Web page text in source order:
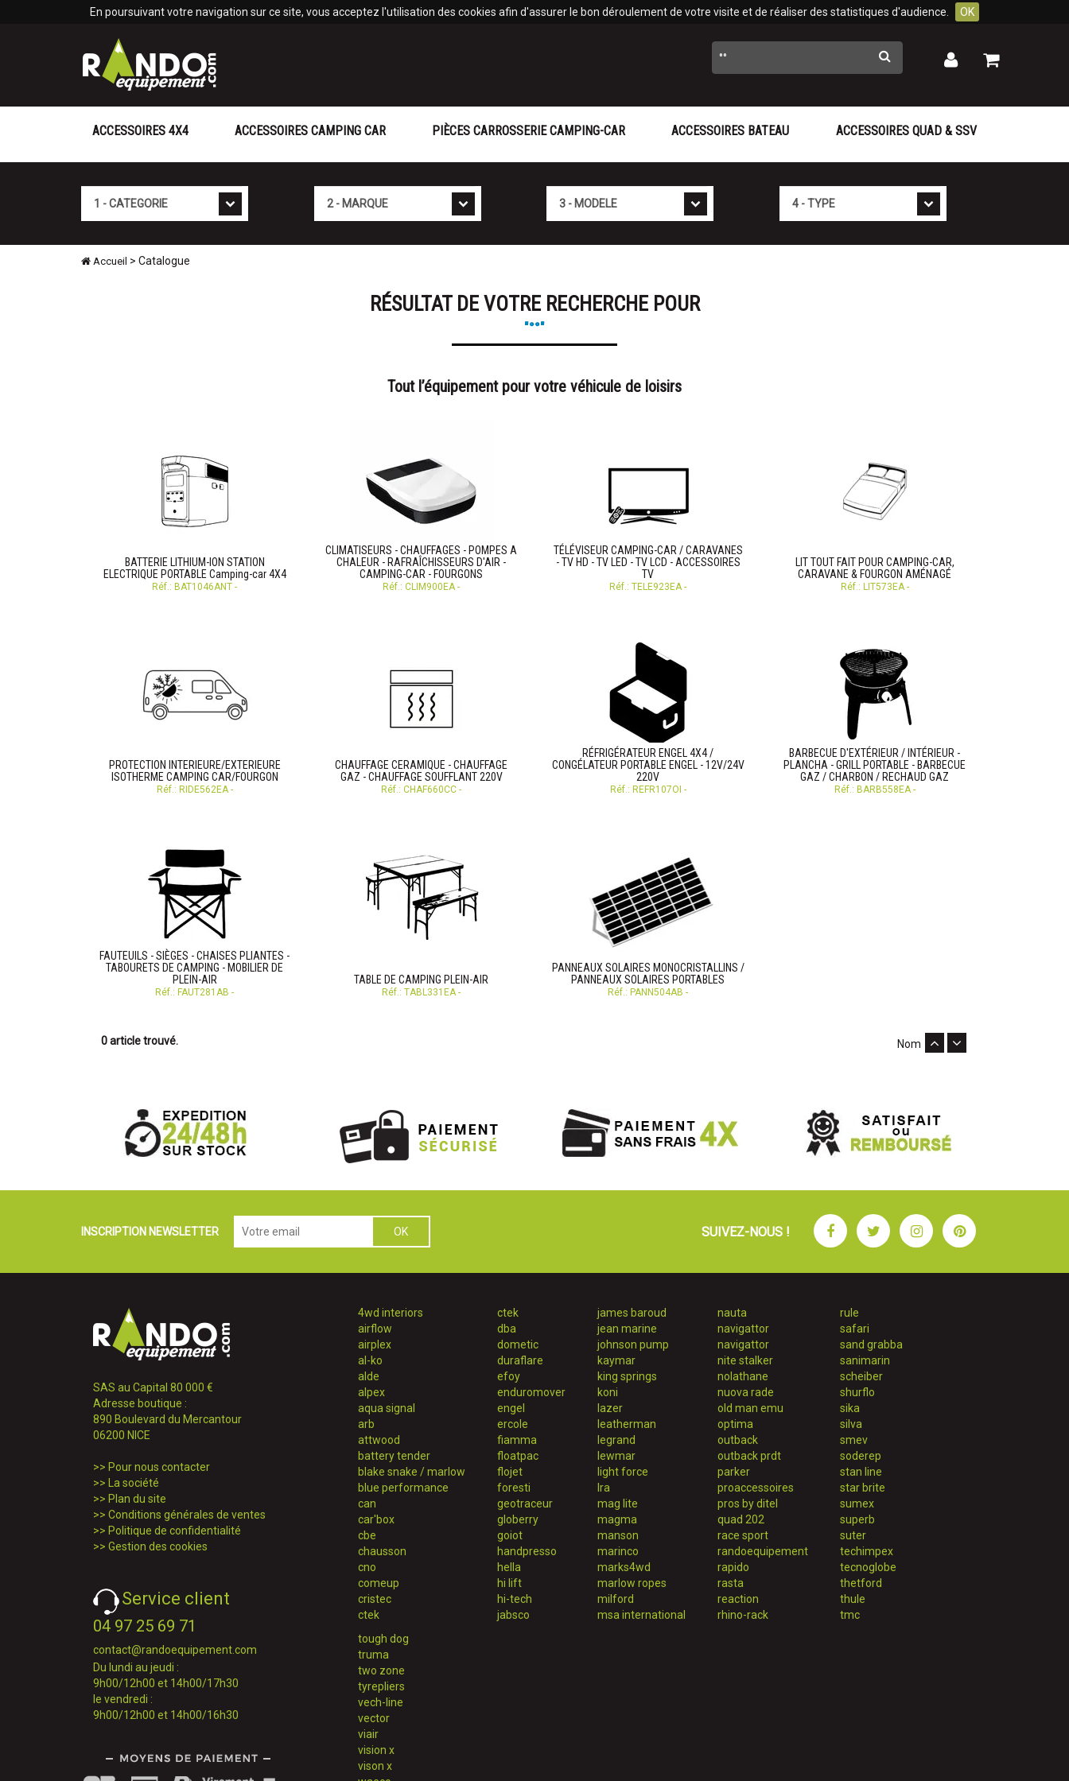
En poursuivant votre navigation sur ce site, vous acceptez l'utilisation des cookies afin d'assurer le bon déroulement de votre visite et de réaliser des statistiques d'audience. OK
Rechercher Mon
Mon
ACCESSOIRES 4X4 ACCESSOIRES CAMPING CAR PIÈCES CARROSSERIE CAMPING-CAR ACCESSOIRES BATEAU ACCESSOIRES QUAD & SSV
Accueil > Catalogue
RÉSULTAT DE VOTRE RECHERCHE POUR
"°°"
Tout l’équipement pour votre véhicule de loisirs
BATTERIE LITHIUM-ION STATION
ELECTRIQUE PORTABLE Camping-car 4X4
Réf.: BAT1046ANT -
CLIMATISEURS - CHAUFFAGES - POMPES A
CHALEUR - RAFRAÎCHISSEURS D'AIR -
CAMPING-CAR - FOURGONS
Réf.: CLIM900EA -
TÉLÉVISEUR CAMPING-CAR / CARAVANES
- TV HD - TV LED - TV LCD - ACCESSOIRES
TV
Réf.: TELE923EA -
LIT TOUT FAIT POUR CAMPING-CAR,
CARAVANE & FOURGON AMÉNAGÉ
Réf.: LIT573EA -
PROTECTION INTERIEURE/EXTERIEURE
ISOTHERME CAMPING CAR/FOURGON
Réf.: RIDE562EA -
CHAUFFAGE CERAMIQUE - CHAUFFAGE
GAZ - CHAUFFAGE SOUFFLANT 220V
Réf.: CHAF660CC -
RÉFRIGÉRATEUR ENGEL 4X4 /
CONGÉLATEUR PORTABLE ENGEL - 12V/24V
220V
Réf.: REFR107OI -
BARBECUE D'EXTÉRIEUR / INTÉRIEUR -
PLANCHA - GRILL PORTABLE - BARBECUE
GAZ / CHARBON / RECHAUD GAZ
Réf.: BARB558EA -
FAUTEUILS - SIÈGES - CHAISES PLIANTES -
TABOURETS DE CAMPING - MOBILIER DE
PLEIN-AIR
Réf.: FAUT281AB -
TABLE DE CAMPING PLEIN-AIR
Réf.: TABL331EA -
PANNEAUX SOLAIRES MONOCRISTALLINS /
PANNEAUX SOLAIRES PORTABLES
Réf.: PANN504AB -
0 article trouvé. Nom
INSCRIPTION NEWSLETTER SUIVEZ-NOUS ! FacebookTwitterInstagramPinterest
SAS au Capital 80 000 €
Adresse boutique :
890 Boulevard du Mercantour
06200 NICE
>> Pour nous contacter
>>
La société
>> Plan du site
>> Conditions générales de ventes
>> Politique de confidentialité
>> Gestion des cookies
Service client
04 97 25 69 71
contact@randoequipement.com
Du lundi au jeudi :
9h00/12h00 et 14h00/17h30
le vendredi :
9h00/12h00 et 14h00/16h30
4wd interiors
airflow
airplex
al-ko
alde
alpex
aqua signal
arb
attwood
battery tender
blake snake / marlow
blue performance
can
car'box
cbe
chausson
cno
comeup
cristec
ctek
ctek
dba
dometic
duraflare
efoy
enduromover
engel
ercole
fiamma
floatpac
flojet
foresti
geotraceur
globerry
goiot
handpresso
hella
hi lift
hi-tech
jabsco
james baroud
jean marine
johnson pump
kaymar
king springs
koni
lazer
leatherman
legrand
lewmar
light force
lra
mag lite
magma
manson
marinco
marks4wd
marlow ropes
milford
msa international
nauta
navigattor
navigattor
nite stalker
nolathane
nuova rade
old man emu
optima
outback
outback prdt
parker
proaccessoires
pros by ditel
quad 202
race sport
randoequipement
rapido
rasta
reaction
rhino-rack
rule
safari
sand grabba
sanimarin
scheiber
shurflo
sika
silva
smev
soderep
stan line
star brite
sumex
superb
suter
techimpex
tecnoglobe
thetford
thule
tmc
tough dog
truma
two zone
tyrepliers
vech-line
vector
viair
vision x
vison x
Panneau de gestion des cookies